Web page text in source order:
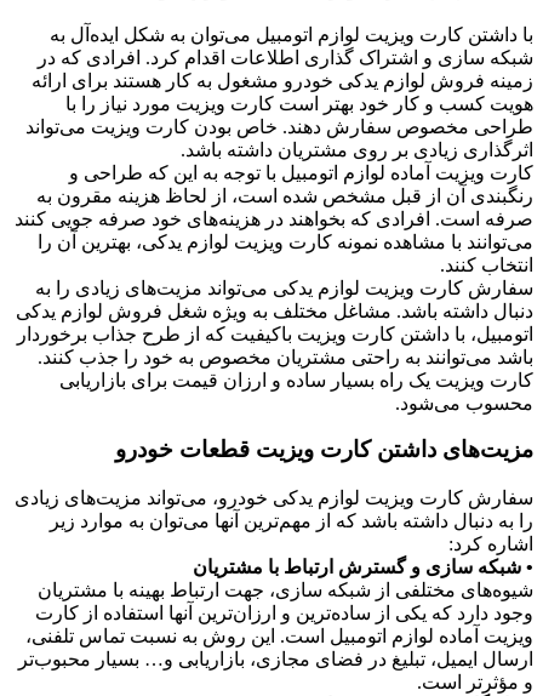
با داشتن کارت ویزیت لوازم اتومبیل می‌توان به شکل ایده‌آل به
شبکه سازی و اشتراک گذاری اطلاعات اقدام کرد. افرادی که در
زمینه فروش لوازم یدکی خودرو مشغول به کار هستند برای ارائه
هویت کسب و کار خود بهتر است کارت ویزیت مورد نیاز را با
طراحی مخصوص سفارش دهند. خاص بودن کارت ویزیت می‌تواند
اثرگذاری زیادی بر روی مشتریان داشته باشد.
کارت ویزیت آماده لوازم اتومبیل با توجه به این که طراحی و
رنگبندی آن از قبل مشخص شده است، از لحاظ هزینه مقرون به
صرفه است. افرادی که بخواهند در هزینه‌های خود صرفه جویی کنند
می‌توانند با مشاهده نمونه کارت ویزیت لوازم یدکی، بهترین آن را
انتخاب کنند.
سفارش کارت ویزیت لوازم یدکی می‌تواند مزیت‌های زیادی را به
دنبال داشته باشد. مشاغل مختلف به ویژه شغل فروش لوازم یدکی
اتومبیل، با داشتن کارت ویزیت باکیفیت که از طرح جذاب برخوردار
باشد می‌توانند به راحتی مشتریان مخصوص به خود را جذب کنند.
کارت ویزیت یک راه بسیار ساده و ارزان قیمت برای بازاریابی
محسوب می‌شود.
مزیت‌های داشتن کارت ویزیت قطعات خودرو
سفارش کارت ویزیت لوازم یدکی خودرو، می‌تواند مزیت‌های زیادی
را به دنبال داشته باشد که از مهم‌ترین آنها می‌توان به موارد زیر
اشاره کرد:
• شبکه سازی و گسترش ارتباط با مشتریان
شیوه‌های مختلفی از شبکه‌ سازی، جهت ارتباط بهینه با مشتریان
وجود دارد که یکی از ساده‌ترین و ارزان‌ترین آنها استفاده از کارت
ویزیت آماده لوازم اتومبیل است. این روش به نسبت تماس تلفنی،
ارسال ایمیل، تبلیغ در فضای مجازی، بازاریابی و… بسیار محبوب‌تر
و مؤثرتر است.